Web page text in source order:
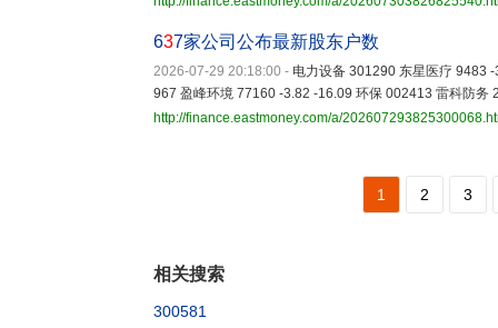
637家公司公布最新股东户数
2026-07-29 20:18:00 - 电力设备 301290 东星医疗 9483
967 盈峰环境 77160 -3.82 -16.09 环保 002413 雷科防务
http://finance.eastmoney.com/a/
1 2 3
相关搜索
300581